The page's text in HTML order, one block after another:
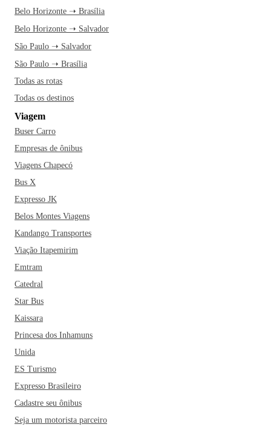
Belo Horizonte ➝ Brasília
Belo Horizonte ➝ Salvador
São Paulo ➝ Salvador
São Paulo ➝ Brasília
Todas as rotas
Todas os destinos
Viagem
Buser Carro
Empresas de ônibus
Viagens Chapecó
Bus X
Expresso JK
Belos Montes Viagens
Kandango Transportes
Viação Itapemirim
Emtram
Catedral
Star Bus
Kaissara
Princesa dos Inhamuns
Unida
ES Turismo
Expresso Brasileiro
Cadastre seu ônibus
Seja um motorista parceiro